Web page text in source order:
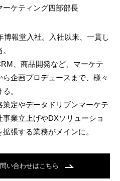
ーケティング四部部長
博報堂入社。入社以来、一貫し
、商品開発など、マーケテ
企画プロデュースまで、様々
。
定やデータドリブンマーケテ
業立上げやDXソリューショ
張する業務がメインに。
い合わせはこちら